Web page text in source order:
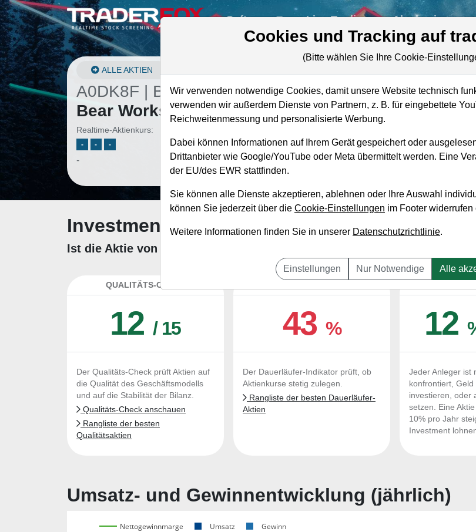
Software Live-Trading Akademie
ALLE AKTIEN
A0DK8F | BBW–Build-A-
Bear Workshop Aktie
Realtime-Aktienkurs:
- - -
-
Marktkapitalisierung 463,04 Mio.
Unternehmenswert
Umsatz 529,83 Mio.
Investment-Check: Kaufempfehlung?
Ist die Aktie von Build-A-Bear Workshop zum Kaufen und Liegenlassen
QUALITÄTS-CHECK
12/ 15
Der Qualitäts-Check prüft Aktien auf
die Qualität des Geschäftsmodells
und auf die Stabilität der Bilanz.
Qualitäts-Check anschauen
Rangliste der besten
Qualitätsaktien
43 %
Der Dauerläufer-Indikator prüft, ob
Aktienkurse stetig zulegen.
Rangliste der besten Dauerläufer-
Aktien
12
Jeder Anleger ist
konfrontiert,
investieren, oder
setzen. Eine
10% pro Jahr
Investment
Umsatz- und Gewinnentwicklung (jährlich)
Nettogewinnmarge Umsatz Gewinn
Cookies und Tracking auf
(Bitte wählen Sie Ihre Cookie-
Wir verwenden notwendige Cookies, damit unsere Website technisch
verwenden wir außerdem Dienste von Partnern, z. B. für eingebettete
Reichweitenmessung und personalisierte Werbung.
Dabei können Informationen auf Ihrem Gerät gespeichert oder
Drittanbieter wie Google/YouTube oder Meta übermittelt werden. Eine
der EU/des EWR stattfinden.
Sie können alle Dienste akzeptieren, ablehnen oder Ihre Auswahl
können Sie jederzeit über die Cookie-Einstellungen im Footer widerrufen
Weitere Informationen finden Sie in unserer Datenschutzrichtlinie.
Einstellungen Nur Notwendige Alle